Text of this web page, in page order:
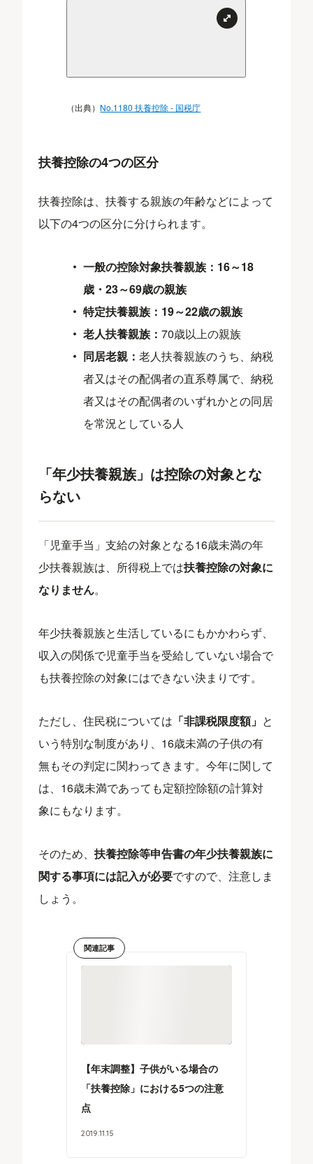
（出典） No.1180 扶養控除 - 国税庁
扶養控除の4つの区分
扶養控除は、扶養する親族の年齢などによって
以下の4つの区分に分けられます。
一般の控除対象扶養親族：16～18
歳・23～69歳の親族
特定扶養親族：19～22歳の親族
老人扶養親族：70歳以上の親族
同居老親：老人扶養親族のうち、納税
者又はその配偶者の直系尊属で、納税
者又はその配偶者のいずれかとの同居
を常況としている人
「年少扶養親族」は控除の対象とな
らない
「児童手当」支給の対象となる16歳未満の年
少扶養親族は、所得税上では扶養控除の対象に
なりません。
年少扶養親族と生活しているにもかかわらず、
収入の関係で児童手当を受給していない場合で
も扶養控除の対象にはできない決まりです。
ただし、住民税については 「非課税限度額」 と
いう特別な制度があり、16歳未満の子供の有
無もその判定に関わってきます。今年に関して
は、16歳未満であっても定額控除額の計算対
象にもなります。
そのため、扶養控除等申告書の年少扶養親族に
関する事項には記入が必要ですので、注意しま
しょう。
関連記事
【年末調整】子供がいる場合の
「扶養控除」における5つの注意
点
2019.11.15